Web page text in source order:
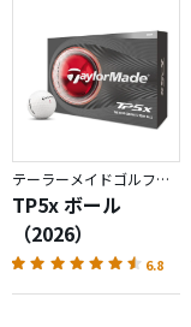
テーラーメイドゴルフ／TP5
TP5x ボール
（2026）
6.8